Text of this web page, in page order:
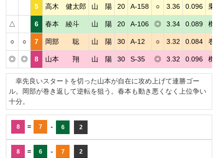
5 高木 健太郎 山 陽 20 A-158 ○ 3.36 0.096 乗
△ 6 春本 綾斗 山 陽 20 A-106 ◎ 3.34 0.089 機
○ ○ 7 岡部 聡 山 陽 30 A-12 ○ 3.32 0.084 巻
◎ ◎ 8 山本 翔 山 陽 30 S-35 ◎ 3.32 0.096 機
幸先良いスタートを切った山本が自在に攻め上げて連勝ゴー
ル。岡部が巻き返して逆転を狙う。春本も動き悪くなく上位争い
十分。
8 = 7 - 6 2
8 = 6 - 7 2